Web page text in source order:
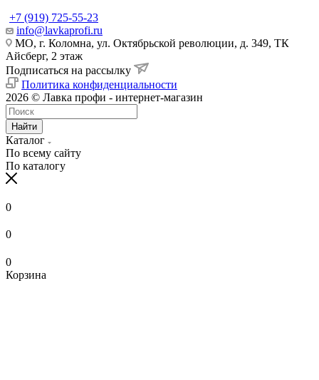
+7 (919) 725-55-23
info@lavkaprofi.ru
МО, г. Коломна, ул. Октябрьской революции, д. 349, ТК
Айсберг, 2 этаж
Подписаться на рассылку
Политика конфиденциальности
2026 © Лавка профи - интернет-магазин
Найти
Каталог
По всему сайту
По каталогу
0
0
0
Корзина